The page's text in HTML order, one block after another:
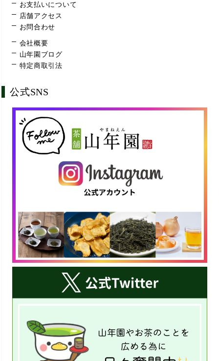
お支払いについて
店舗アクセス
お問合わせ
会社概要
山年園ブログ
特定商取引法
公式SNS